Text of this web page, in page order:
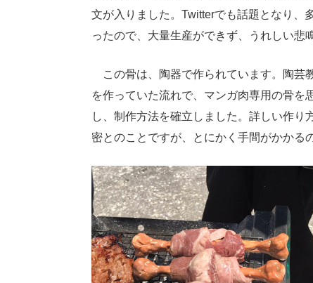
文が入りました。Twitterでも話題となり、
ったので、大量生産ができず、うれしい悲
この骨は、陶器で作られています。陶芸
を作っていた流れで、マンガ肉専用の骨を
し、制作方法を確立しました。詳しい作
密とのことですが、とにかく手間がかかる